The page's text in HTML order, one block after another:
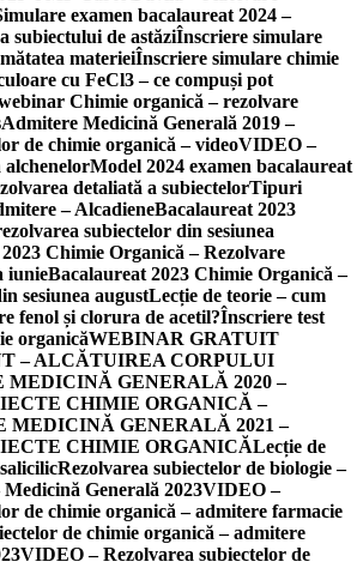
examen bacalaureat 2024 –
subiectului de astăziÎnscriere simulare
materieiÎnscriere simulare chimie
cu FeCl3 – ce compuși pot
Chimie organică – rezolvare
Admitere Medicină Generală 2019 –
de chimie organică – videoVIDEO –
alchenelorModel 2024 examen bacalaureat
detaliată a subiectelorTipuri
– AlcadieneBacalaureat 2023
subiectelor din sesiunea
Chimie Organică – Rezolvare
iunieBacalaureat 2023 Chimie Organică –
sesiunea augustLecție de teorie – cum
fenol și clorura de acetil?Înscriere test
organicăWEBINAR GRATUIT
– ALCĂTUIREA CORPULUI
MEDICINĂ GENERALĂ 2020 –
CHIMIE ORGANICĂ –
MEDICINĂ GENERALĂ 2021 –
CHIMIE ORGANICĂLecție de
Rezolvarea subiectelor de biologie –
Generală 2023VIDEO –
de chimie organică – admitere farmacie
de chimie organică – admitere
VIDEO – Rezolvarea subiectelor de